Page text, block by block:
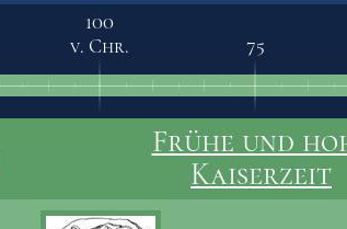
100
v. Chr.
75
Frühe und
Kaiserzeit